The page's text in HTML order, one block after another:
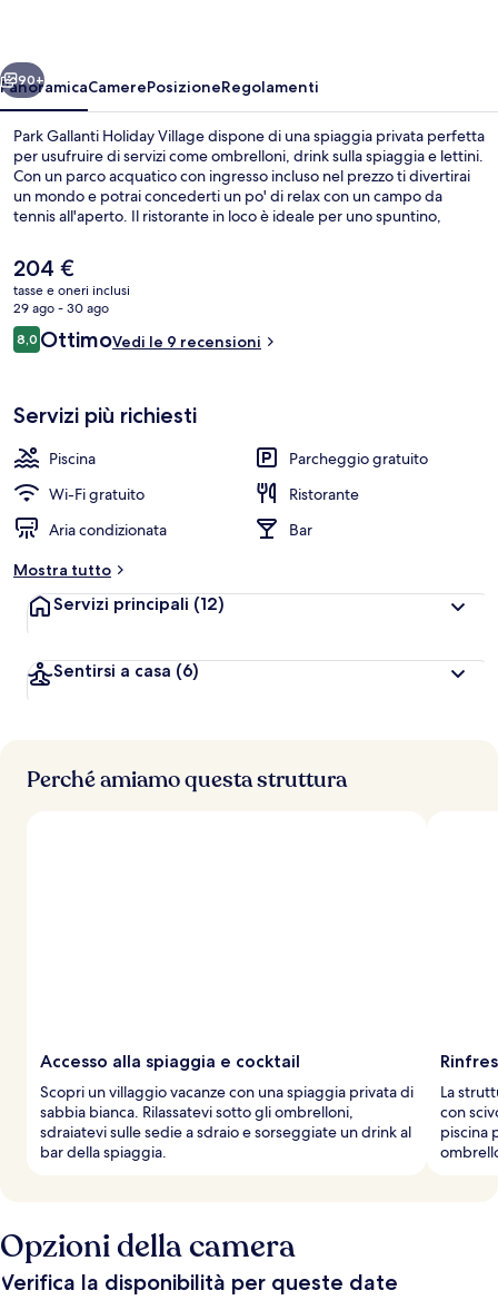
Avanti
90+
PanoramicaCamerePosizioneRegolamenti
Park Gallanti Holiday Village dispone di una spiaggia privata perfetta
per usufruire di servizi come ombrelloni, drink sulla spiaggia e lettini.
Con un parco acquatico con ingresso incluso nel prezzo ti divertirai
un mondo e potrai concederti un po' di relax con un campo da
tennis all'aperto. Il ristorante in loco è ideale per uno spuntino,
bar/lounge. Tra gli altri punti di forza della struttura ci sono una
piscina stagionale all'aperto, una piscina per bambini e uno snack
bar.
Il
prezzo
attuale
è
204 €
204 €
tasse e oneri inclusi
29 ago - 30 ago
Recensioni
8,08,0 su 10
OttimoVedi le 9 recensioni
Servizi più richiesti
Piscina
Parcheggio gratuito
Wi-Fi gratuito
Ristorante
Aria condizionata
Bar
Mostra tutto
Servizi principali (12)
Sentirsi a casa (6)
Perché amiamo questa struttura
Accesso alla spiaggia e cocktail
Scopri un villaggio vacanze con una spiaggia privata di
sabbia bianca. Rilassatevi sotto gli ombrelloni,
sdraiatevi sulle sedie a sdraio e sorseggiate un drink al
bar della spiaggia.
La
con
piscina
Opzioni della camera
Verifica la disponibilità per queste date